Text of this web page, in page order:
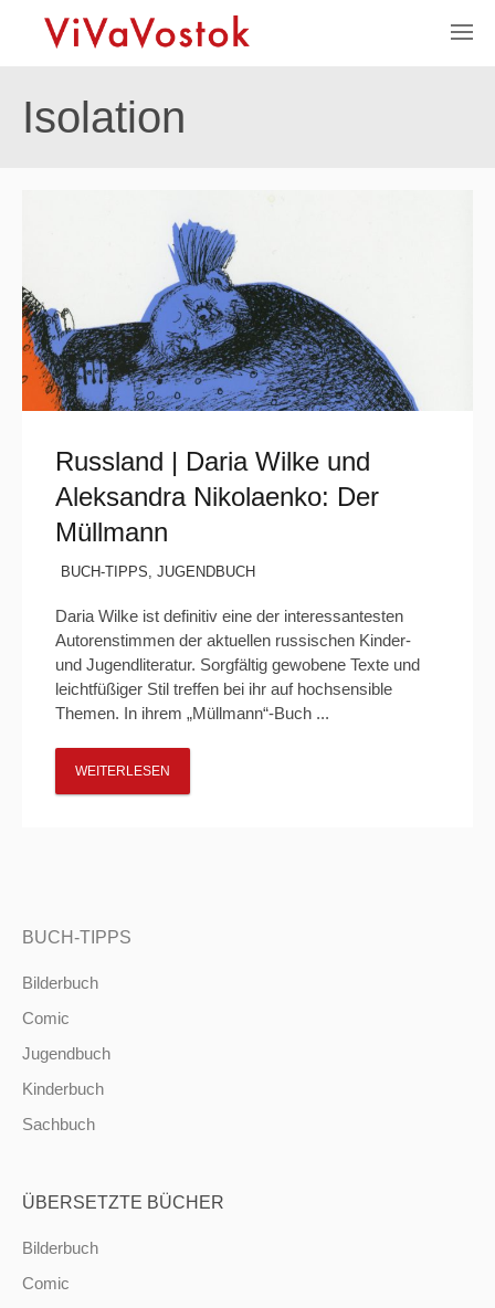
Isolation
Russland | Daria Wilke und
Aleksandra Nikolaenko: Der
Müllmann
BUCH-TIPPS, JUGENDBUCH
Daria Wilke ist definitiv eine der interessantesten
Autorenstimmen der aktuellen russischen Kinder-
und Jugendliteratur. Sorgfältig gewobene Texte und
leichtfüßiger Stil treffen bei ihr auf hochsensible
Themen. In ihrem „Müllmann“-Buch ...
WEITERLESEN
BUCH-TIPPS
Bilderbuch
Comic
Jugendbuch
Kinderbuch
Sachbuch
ÜBERSETZTE BÜCHER
Bilderbuch
Comic